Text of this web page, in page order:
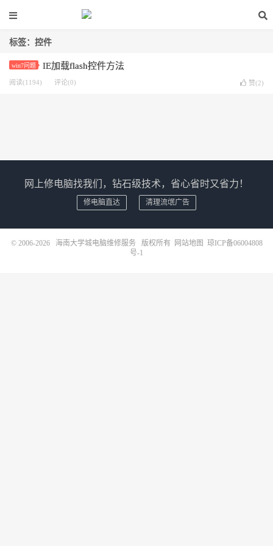
标签：控件
win7问题 IE加载flash控件方法
阅读(1194) 评论(0) 赞(2)
网上修电脑找我们，钻石级技术，省心省时又省力！
修电脑直达 清理流氓广告
© 2006-2026 海南大学城电脑维修服务 版权所有 网站地图 琼ICP备06004808
号-1